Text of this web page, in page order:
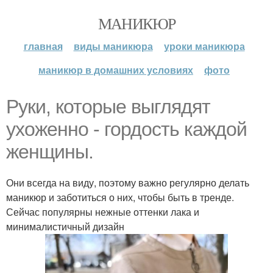
МАНИКЮР
главная виды маникюра
уроки маникюра
маникюр в домашних условиях
фото
Руки, которые выглядят
ухоженно - гордость каждой
женщины.
Они всегда на виду, поэтому важно регулярно делать
маникюр и заботиться о них, чтобы быть в тренде.
Сейчас популярны нежные оттенки лака и
минималистичный дизайн